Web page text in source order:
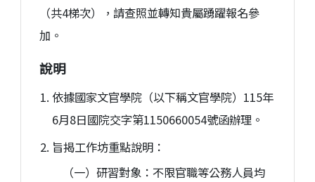
（共4梯次），請查照並轉知貴屬踴躍報名參
加。
說明
依據國家文官學院（以下稱文官學院）115年
6月8日國院交字第1150660054號函辦理。
旨揭工作坊重點說明：
（一）研習對象：不限官職等公務人員均